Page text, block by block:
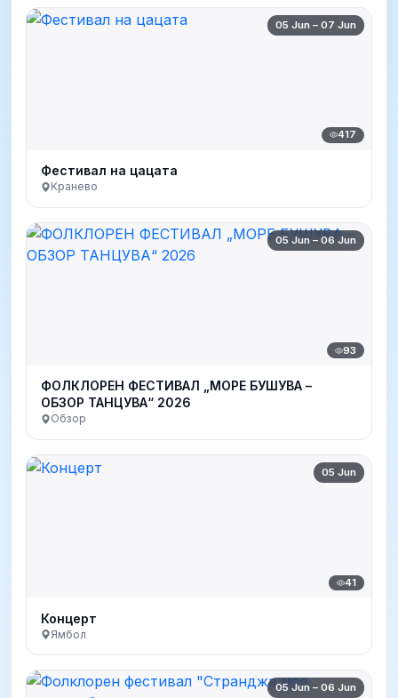
05 Jun – 07 Jun
417
Фестивал на цацата
Кранево
05 Jun – 06 Jun
93
ФОЛКЛОРЕН ФЕСТИВАЛ „МОРЕ БУШУВА –
ОБЗОР ТАНЦУВА“ 2026
Обзор
05 Jun
41
Концерт
Ямбол
05 Jun – 06 Jun